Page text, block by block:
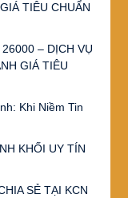
TIÊU CHUẨN
– DỊCH VỤ
GIÁ TIÊU
Khi Niềm Tin
KHỐI UY TÍN
SẺ TẠI KCN